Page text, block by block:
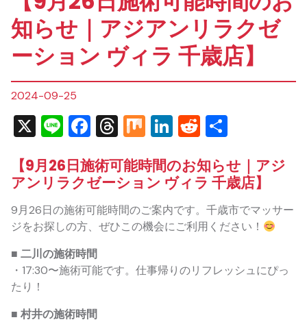
知らせ｜アジアンリラクゼ
ーション ヴィラ 千歳店】
2024-09-25
X LineFacebook
Threads
MixLinkedIn
Reddit
【9月26日施術可能時間のお知らせ｜アジ
アンリラクゼーション ヴィラ 千歳店】
9月26日の施術可能時間のご案内です。千歳市でマッサー
ジをお探しの方、ぜひこの機会にご利用ください！
■ 二川の施術時間
・17:30〜施術可能です。仕事帰りのリフレッシュにぴっ
たり！
■ 村井の施術時間